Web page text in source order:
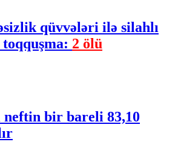
qüvvələri ilə silahlı
2 ölü
neftin bir bareli 83,10